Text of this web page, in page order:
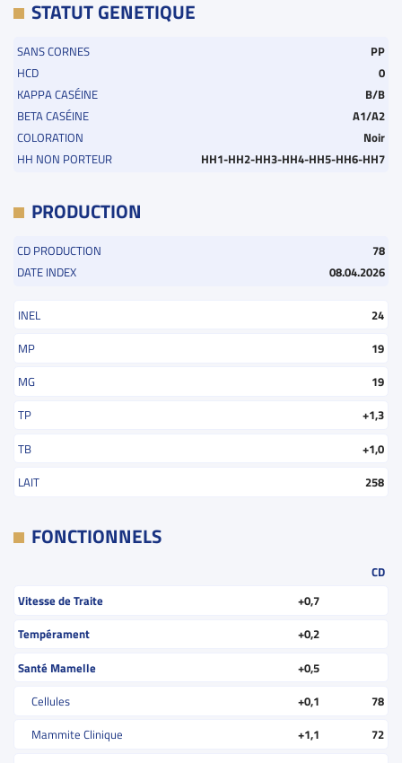
STATUT GENETIQUE
SANS CORNES
PP
HCD
0
KAPPA CASÉINE
B/B
BETA CASÉINE
A1/A2
COLORATION
Noir
HH NON PORTEUR
HH1-HH2-HH3-HH4-HH5-HH6-HH7
PRODUCTION
CD PRODUCTION
78
DATE INDEX
08.04.2026
INEL
24
MP
19
MG
19
TP
+1,3
TB
+1,0
LAIT
258
FONCTIONNELS
CD
Vitesse de Traite
+0,7
Tempérament
+0,2
Santé Mamelle
+0,5
Cellules
+0,1
78
Mammite Clinique
+1,1
72